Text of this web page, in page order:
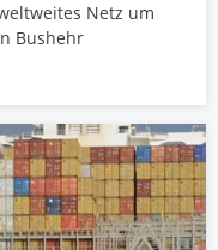
Netz um
Bushehr